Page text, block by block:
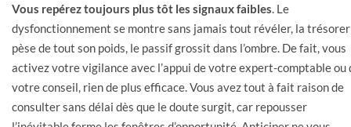
Vous repérez toujours plus tôt les signaux faibles. Le
dysfonctionnement se montre sans jamais tout révéler, la
pèse de tout son poids, le passif grossit dans l’ombre. De fait, vous
activez votre vigilance avec l’appui de votre expert-comptable ou
votre conseil, rien de plus efficace. Vous avez tout à fait raison de
consulter sans délai dès que le doute surgit, car repousser